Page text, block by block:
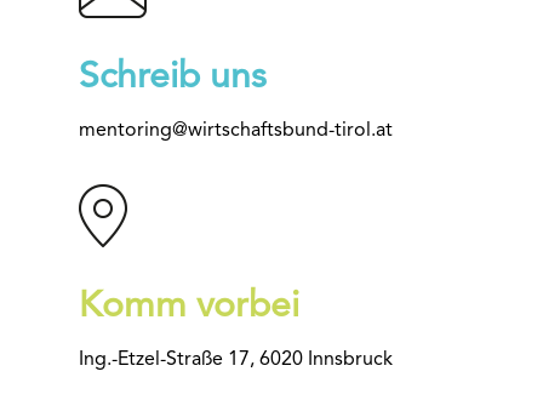
Schreib uns
mentoring@wirtschaftsbund-tirol.at
Komm vorbei
Ing.-Etzel-Straße 17, 6020 Innsbruck